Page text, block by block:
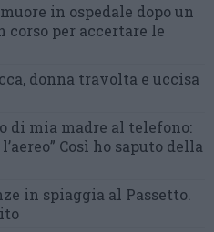
muore in ospedale dopo un
per accertare le
donna travolta e uccisa
di mia madre al telefono:
Così ho saputo della
in spiaggia al Passetto.